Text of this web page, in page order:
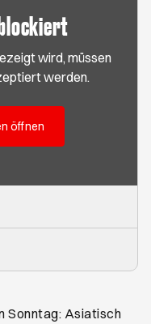
wird, müssen
werden.
öffnen
Sonntag: Asiatisch